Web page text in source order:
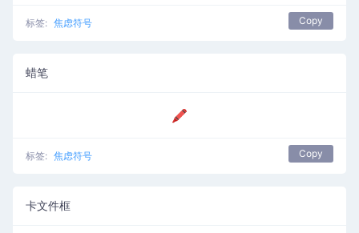
标签: 焦虑符号 Copy
蜡笔
🖍️
标签: 焦虑符号 Copy
卡文件框